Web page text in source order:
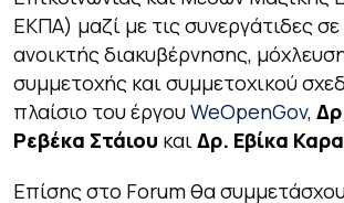
ΕΚΠΑ) μαζί με τις συνεργάτιδες
ανοικτής διακυβέρνησης,
συμμετοχής και συμμετοχικού
πλαίσιο του έργουWeOpenGov,
Ρεβέκα Στάιου και Δρ. Εβίκα
Επίσης στο Forum θα